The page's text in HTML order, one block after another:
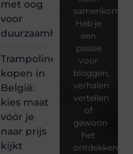
met oog
voor
duurzaamheid
Trampoline
kopen in
België:
kies maat
vóór je
naar prijs
kijkt
samenkomen.
Heb je
een
passie
voor
bloggen,
verhalen
vertellen
of
gewoon
het
ontdekken